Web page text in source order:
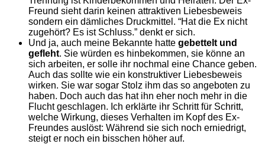
Freund sieht darin keinen attraktiven Liebesbeweis
sondern ein dämliches Druckmittel. “Hat die Ex nicht
zugehört? Es ist Schluss.” denkt er sich.
Und ja, auch meine Bekannte hatte gebettelt und
gefleht. Sie würden es hinbekommen, sie könne an
sich arbeiten, er solle ihr nochmal eine Chance geben.
Auch das sollte wie ein konstruktiver Liebesbeweis
wirken. Sie war sogar Stolz ihm das so angeboten zu
haben. Doch auch das hat ihn eher noch mehr in die
Flucht geschlagen. Ich erklärte ihr Schritt für Schritt,
welche Wirkung, dieses Verhalten im Kopf des Ex-
Freundes auslöst: Während sie sich noch erniedrigt,
steigt er noch ein bisschen höher auf.